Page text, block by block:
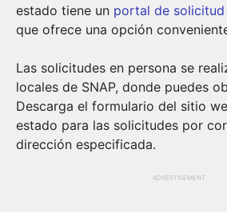
estado tiene un portal de solicitud
que ofrece una opción
Las solicitudes en persona se
locales de SNAP, donde puedes
Descarga el formulario del sitio
estado para las solicitudes por
dirección especificada.
ADVERTISEMENT